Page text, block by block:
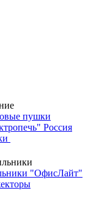
пушки
Россия
"ОфисЛайт"